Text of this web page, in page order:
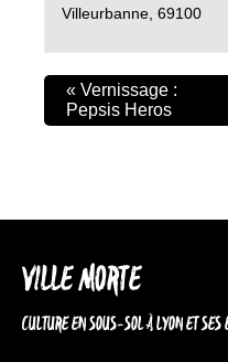
Villeurbanne, 69100
« Vernissage :
Pepsis Heros
VILLE MORTE
CULTURE EN SOUS-SOL À LYON ET SES